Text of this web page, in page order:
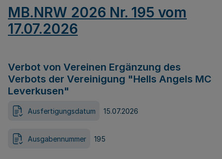
MB.NRW 2026 Nr. 195 vom
17.07.2026
Verbot von Vereinen Ergänzung des
Verbots der Vereinigung "Hells Angels MC
Leverkusen"
Ausfertigungsdatum 15.07.2026
Ausgabennummer 195